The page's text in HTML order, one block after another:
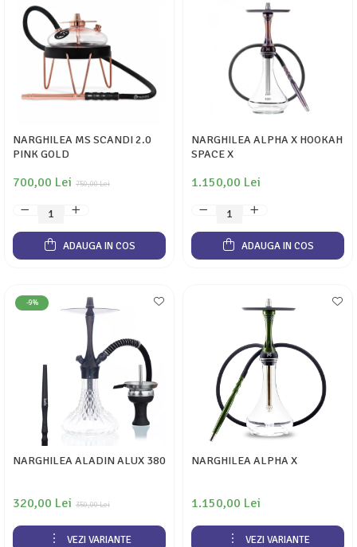
NARGHILEA MS SCANDI 2.0
PINK GOLD
750,00 Lei
700,00 Lei
ADAUGA IN COS
NARGHILEA ALPHA X HOOKAH
SPACE X
1.150,00 Lei
ADAUGA IN COS
-9%
NARGHILEA ALADIN ALUX 380
350,00 Lei
320,00 Lei
VEZI VARIANTE
NARGHILEA ALPHA X
1.150,00 Lei
VEZI VARIANTE